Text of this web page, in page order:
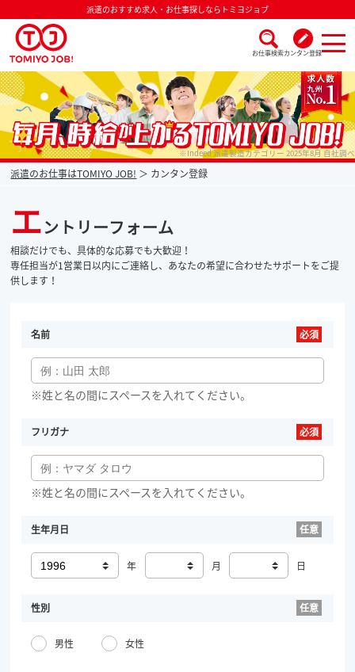
派遣のおすすめ求人・お仕事探しならトミヨジョブ
お仕事検索カンタン登録
派遣なら毎月時給が上がるトミヨジョブ ※Indeed 派遣製造カテゴリー 2025年8月 自社調べ
派遣のお仕事はTOMIYO JOB! カンタン登録
エントリーフォーム
相談だけでも、具体的な応募でも大歓迎！
専任担当が1営業日以内にご連絡し、あなたの希望に合わせたサポートをご提
供します！
名前
※姓と名の間にスペースを入れてください。
フリガナ
※姓と名の間にスペースを入れてください。
生年月日
年 月 日
性別
男性 女性